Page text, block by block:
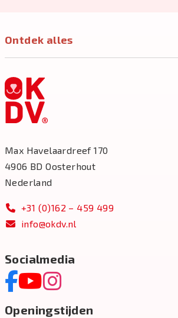
Ontdek alles
Max Havelaardreef 170
4906 BD Oosterhout
Nederland
+31 (0)162 – 459 499
info@okdv.nl
Socialmedia
Openingstijden